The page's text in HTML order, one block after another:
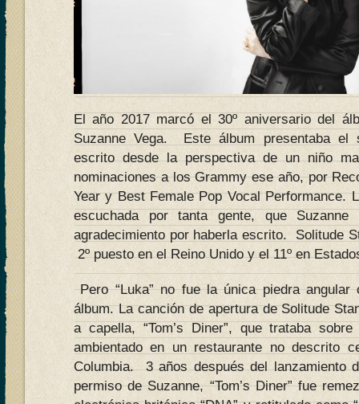
El año 2017 marcó el 30º aniversario del
Suzanne Vega. Este álbum presentaba el
escrito desde la perspectiva de un niño
nominaciones a los Grammy ese año, por
Year y Best Female Pop Vocal Performance.
escuchada por tanta gente, que
agradecimiento por haberla escrito. Solitude
2º puesto en el Reino Unido y el 11º en
Pero “Luka” no fue la única piedra angular
álbum. La canción de apertura de Solitude
a capella, “Tom’s Diner”, que trataba
ambientado en un restaurante no descrito
Columbia. 3 años después del lanzamiento
permiso de Suzanne, “Tom’s Diner” fue